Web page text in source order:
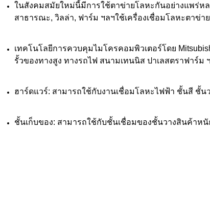
ในสังคมสมัยใหม่นี้มีการใช้ตาข่ายโลหะกันอย่างแพร่ห
สาธารณะ, วิลล่า, ฟาร์ม ฯลฯใช้เครื่องเชื่อมโลหะตาข่าย
เทคโนโลยีการควบคุมไมโครคอมพิวเตอร์โดย
รั้วของทางสูง ทางรถไฟ สนามเทนนิส ปาเลสตราฟาร์ม
ฮาร์ดแวร์: สามารถใช้กับงานเชื่อมโลหะไฟฟ้า ชั้นสี ชั้
ชั้นเก็บของ: สามารถใช้กับชั้นเชื่อมของชั้นวางสินค้าห